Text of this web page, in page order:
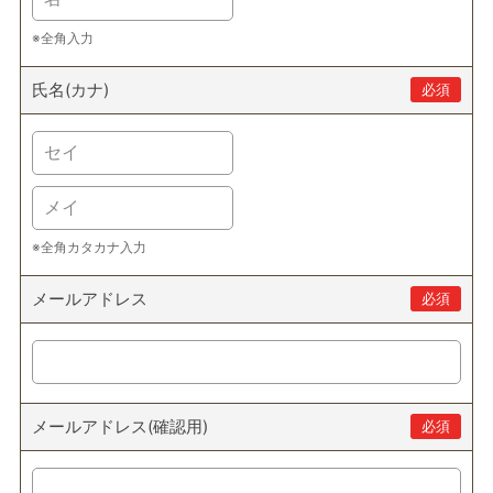
※全角入力
氏名(カナ) 必須
※全角カタカナ入力
メールアドレス 必須
メールアドレス(確認用) 必須